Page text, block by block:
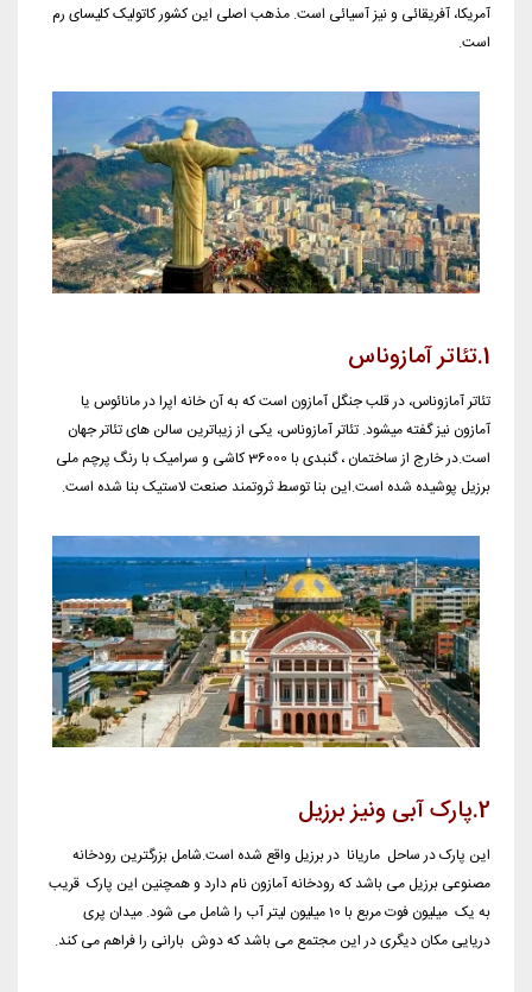
آمریکا، آفریقائی و نیز آسیائی است. مذهب اصلی این کشور کاتولیک کلیسای رم
است.
1.تئاتر آمازوناس
تئاتر آمازوناس، در قلب جنگل آمازون است که به آن خانه اپرا در مانائوس یا
آمازون نیز گفته میشود. تئاتر آمازوناس، یکی از زیباترین سالن‌ های تئاتر جهان
است.در خارج از ساختمان ، گنبدی با 36000 کاشی و سراميک با رنگ پرچم ملی
برزيل پوشيده شده است.این بنا توسط ثروتمند صنعت لاستیک بنا شده است.
2.پارک آبی ونیز برزیل
این پارک در ساحل ماریانا در برزیل واقع شده است.شامل بزرگترین رودخانه
مصنوعی برزیل می باشد که رودخانه آمازون نام دارد و همچنین این پارک قریب
به یک میلیون فوت مربع با 10 میلیون لیتر آب را شامل می شود. میدان پری
دریایی مکان دیگری در این مجتمع می باشد که دوش بارانی را فراهم می کند.